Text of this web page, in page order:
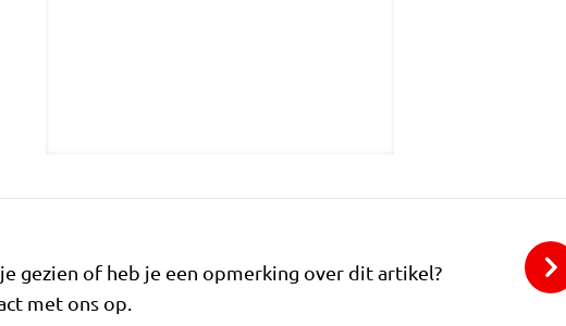
gezien of heb je een opmerking over dit artikel?
met ons op.